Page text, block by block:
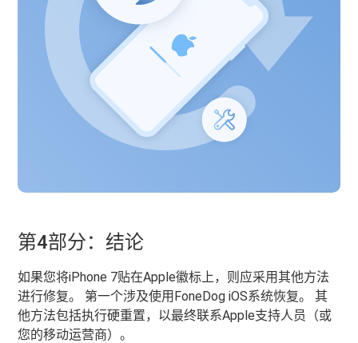
第4部分：结论
如果您将iPhone 7贴在Apple徽标上，则应采用其他方法
进行修复。 第一个涉及使用FoneDog iOS系统恢复。 其
他方法包括执行硬重置，以最终联系Apple支持人员（或
您的移动运营商）。